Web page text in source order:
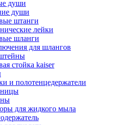
души
души
штанги
лейки
шланги
для шлангов
стойка kaiser
и полотенцедержатели
для жидкого мыла